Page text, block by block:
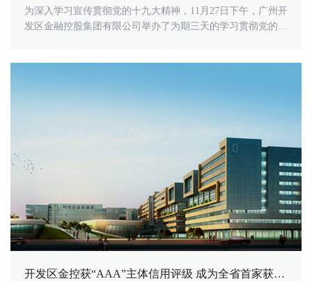
为深入学习宣传贯彻党的十九大精神，11月27日下午，广州开
发区金融控股集团有限公司举办了为期三天的学习贯彻党的十
开发区金控获“AAA”主体信用评级 成为全省首家获此评级的区属国企